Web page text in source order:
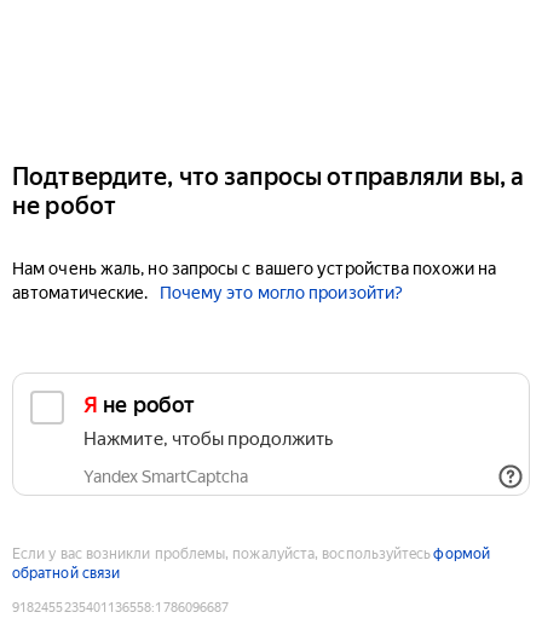
Подтвердите, что запросы отправляли вы, а
не робот
Нам очень жаль, но запросы с вашего устройства похожи на
автоматические.
Почему это могло произойти?
Я не робот
Нажмите, чтобы продолжить
Yandex SmartCaptcha
Если у вас возникли проблемы, пожалуйста, воспользуйтесьформой
обратной связи
9182455235401136558:1786096687